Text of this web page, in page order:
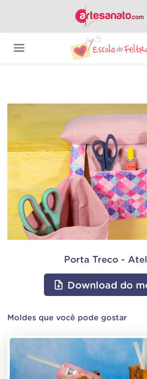
Porta Treco -
Download do
Moldes que você pode gostar